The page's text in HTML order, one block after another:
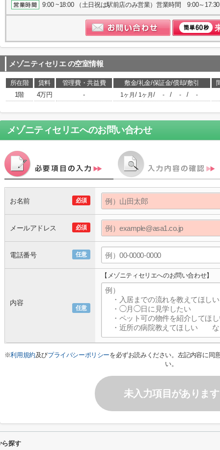
9:00 ~18:00 （土日祝は駅前店のみ営業）営業時間 9:00～
メゾニティセリエ の空室情報
所在階 賃料 管理費・共益費 敷金/礼金/保証金/償却/敷引
1階
4万円 - 1ヶ月 / 1ヶ月 / - / - / -
メゾニティセリエへのお問い合わせ
必須
お名前
必須
メールアドレス
任意
電話番号
任意
内容
【メゾニティセリエへのお問い合わせ】
※利用規約及びプライバシーポリシーを必ずお読みください。左記内容に同
い。
未入力項目があります
ら探す